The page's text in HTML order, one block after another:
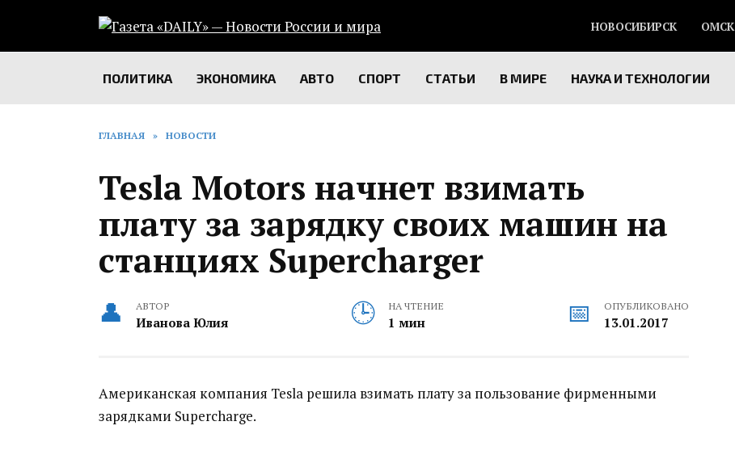
содержанию
НОВОСИБИРСК ОМСК
ПОЛИТИКА ЭКОНОМИКА АВТО СПОРТ СТАТЬИ В МИРЕ НАУКА И ТЕХНОЛОГИИ
ГЛАВНАЯ » НОВОСТИ
Tesla Motors начнет взимать
плату за зарядку своих машин на
станциях Supercharger
АВТОР
Иванова Юлия
НА ЧТЕНИЕ
1 мин
ОПУБЛИКОВАНО
13.01.2017
Американская компания Tesla решила взимать плату за пользование фирменными
зарядками Supercharge.